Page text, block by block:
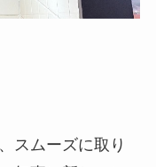
スムーズに取り